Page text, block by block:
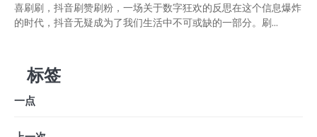
喜刷刷，抖音刷赞刷粉，一场关于数字狂欢的反思在这个信息爆炸
的时代，抖音无疑成为了我们生活中不可或缺的一部分。刷...
标签
一点